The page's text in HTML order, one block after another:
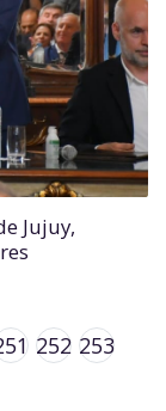
Jujuy,
252 253